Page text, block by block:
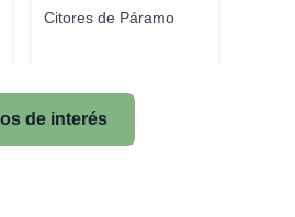
Citores de Páramo
de interés